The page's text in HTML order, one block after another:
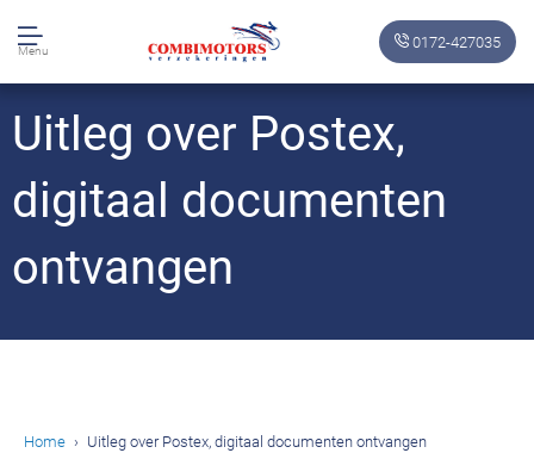
Menu 0172-427035
Uitleg over Postex,
digitaal documenten
ontvangen
Home Uitleg over Postex, digitaal documenten ontvangen